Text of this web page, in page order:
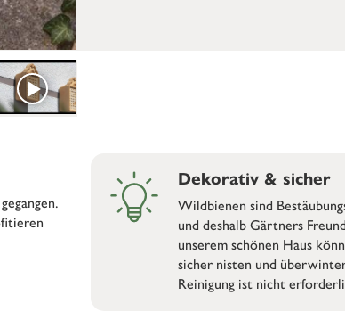
Dekorativ & sicher
Wildbienen sind
und deshalb Gärtners
unserem schönen Haus
sicher nisten und
Reinigung ist nicht